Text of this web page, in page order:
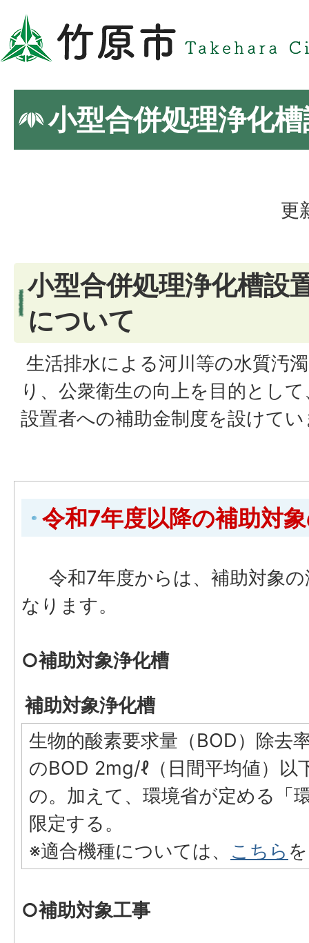
小型合併処理浄化
更
小型合併処理浄化槽設
について
生活排水による河川等の水質汚
り、公衆衛生の向上を目的とし
設置者への補助金制度を設けて
令和7年度以降の補助対
令和7年度からは、補助対象の
なります。
○補助対象浄化槽
補助対象浄化槽
生物的酸素要求量（BOD）除去
のBOD 2mg/ℓ（日間平均値）以
の。加えて、環境省が定める「
限定する。
※適合機種については、 こちら
○補助対象工事